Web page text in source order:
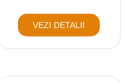
VEZI DETALII